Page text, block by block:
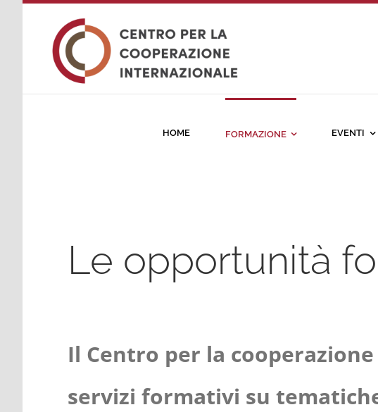
HOME FORMAZIONE EVENTI
Le opportunità
Il Centro per la
servizi formativi su